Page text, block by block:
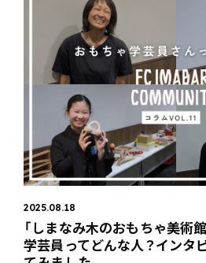
2025.08.18
「しまなみ木のおもちゃ美術
学芸員ってどんな人？インタ